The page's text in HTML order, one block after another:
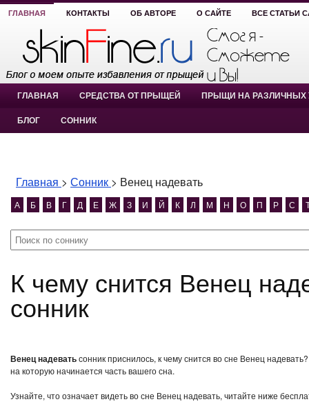
ГЛАВНАЯ КОНТАКТЫ ОБ АВТОРЕ О САЙТЕ ВСЕ СТАТЬИ
ГЛАВНАЯ СРЕДСТВА ОТ ПРЫЩЕЙ ПРЫЩИ НА РАЗЛИЧНЫХ
БЛОГ СОННИК
Главная > Сонник > Венец надевать
А Б В Г Д Е Ж З И Й К Л М Н О П Р С
К чему снится Венец надевать? Венец надевать
сонник
Венец надеватьсонник приснилось, к чему снится во сне Венец
на которую начинается часть вашего сна.
Узнайте, что означает видеть во сне Венец надевать, читайте ниже